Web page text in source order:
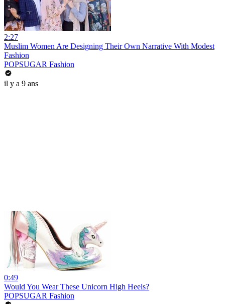
2:27
Muslim Women Are Designing Their Own Narrative With Modest
Fashion
POPSUGAR Fashion
il y a 9 ans
0:49
Would You Wear These Unicorn High Heels?
POPSUGAR Fashion